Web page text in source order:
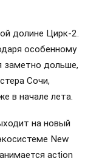
долине Цирк-2.
особенному
заметно дольше,
Сочи,
в начале лета.
на новый
New
action